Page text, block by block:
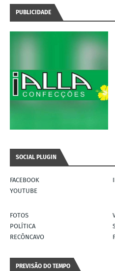
PUBLICIDADE
SOCIAL PLUGIN
FACEBOOK
YOUTUBE
FOTOS
POLÍTICA
RECÔNCAVO
PREVISÃO DO TEMPO